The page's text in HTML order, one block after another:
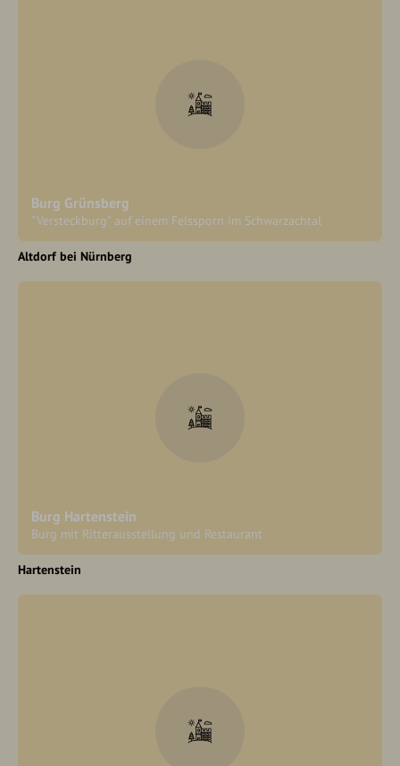
Burg Grünsberg
"Versteckburg" auf einem Felssporn im Schwarzachtal
Altdorf bei Nürnberg
Burg Hartenstein
Burg mit Ritterausstellung und Restaurant
Hartenstein